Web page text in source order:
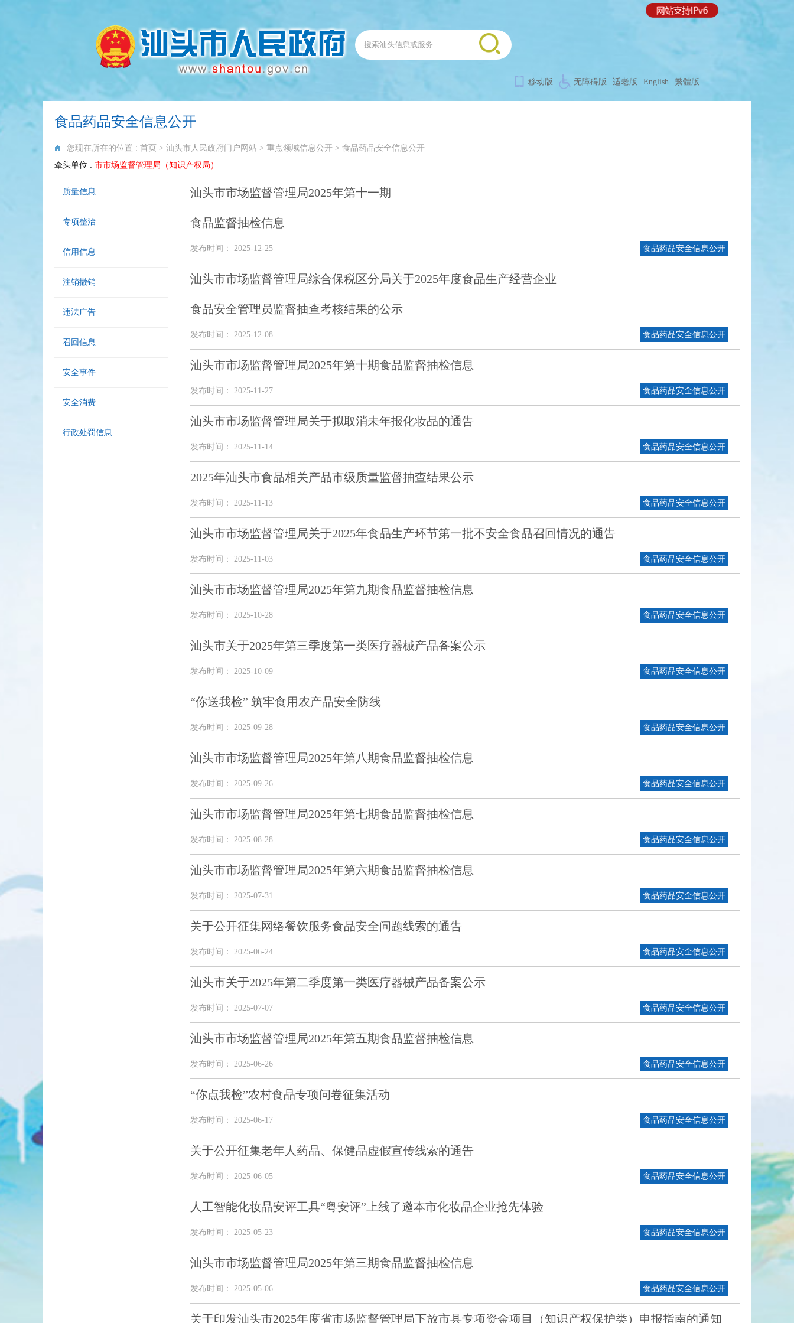
移动版 无障碍版 适老版 English 繁體版
食品药品安全信息公开
您现在所在的位置 : 首页 > 汕头市人民政府门户网站 > 重点领域信息公开 > 食品药品安全信息公开
牵头单位 : 市市场监督管理局（知识产权局）
质量信息
专项整治
信用信息
注销撤销
违法广告
召回信息
安全事件
安全消费
行政处罚信息
汕头市市场监督管理局2025年第十一期
食品监督抽检信息
发布时间： 2025-12-25 食品药品安全信息公开
汕头市市场监督管理局综合保税区分局关于2025年度食品生产经营企业
食品安全管理员监督抽查考核结果的公示
发布时间： 2025-12-08 食品药品安全信息公开
汕头市市场监督管理局2025年第十期食品监督抽检信息
发布时间： 2025-11-27 食品药品安全信息公开
汕头市市场监督管理局关于拟取消未年报化妆品的通告
发布时间： 2025-11-14 食品药品安全信息公开
2025年汕头市食品相关产品市级质量监督抽查结果公示
发布时间： 2025-11-13 食品药品安全信息公开
汕头市市场监督管理局关于2025年食品生产环节第一批不安全食品召回情况的通告
发布时间： 2025-11-03 食品药品安全信息公开
汕头市市场监督管理局2025年第九期食品监督抽检信息
发布时间： 2025-10-28 食品药品安全信息公开
汕头市关于2025年第三季度第一类医疗器械产品备案公示
发布时间： 2025-10-09 食品药品安全信息公开
“你送我检” 筑牢食用农产品安全防线
发布时间： 2025-09-28 食品药品安全信息公开
汕头市市场监督管理局2025年第八期食品监督抽检信息
发布时间： 2025-09-26 食品药品安全信息公开
汕头市市场监督管理局2025年第七期食品监督抽检信息
发布时间： 2025-08-28 食品药品安全信息公开
汕头市市场监督管理局2025年第六期食品监督抽检信息
发布时间： 2025-07-31 食品药品安全信息公开
关于公开征集网络餐饮服务食品安全问题线索的通告
发布时间： 2025-06-24 食品药品安全信息公开
汕头市关于2025年第二季度第一类医疗器械产品备案公示
发布时间： 2025-07-07 食品药品安全信息公开
汕头市市场监督管理局2025年第五期食品监督抽检信息
发布时间： 2025-06-26 食品药品安全信息公开
“你点我检”农村食品专项问卷征集活动
发布时间： 2025-06-17 食品药品安全信息公开
关于公开征集老年人药品、保健品虚假宣传线索的通告
发布时间： 2025-06-05 食品药品安全信息公开
人工智能化妆品安评工具“粤安评”上线了邀本市化妆品企业抢先体验
发布时间： 2025-05-23 食品药品安全信息公开
汕头市市场监督管理局2025年第三期食品监督抽检信息
发布时间： 2025-05-06 食品药品安全信息公开
关于印发汕头市2025年度省市场监督管理局下放市县专项资金项目（知识产权保护类）申报指南的通知